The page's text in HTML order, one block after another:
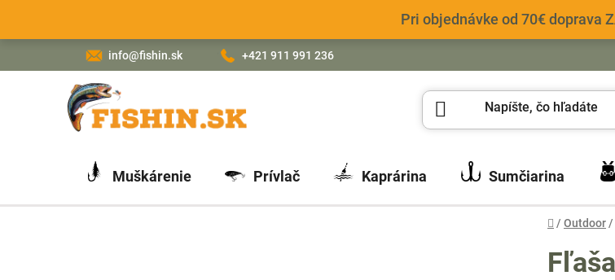
obsah
Pri objednávke od 70€ doprava
info@fishin.sk +421 911 991 236
Muškárenie Prívlač Kaprárina Sumčiarina
Domov
/ Outdoor /